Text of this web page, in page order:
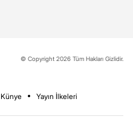
© Copyright 2026 Tüm Hakları Gizlidir.
Künye Yayın İlkeleri